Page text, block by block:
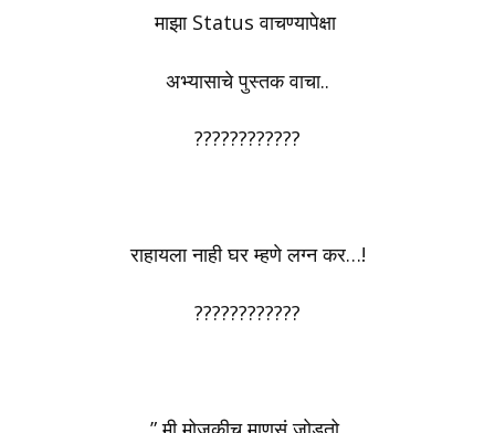
माझा Status वाचण्यापेक्षा
अभ्यासाचे पुस्तक वाचा..
????????????
राहायला नाही घर म्हणे लग्न कर…!
????????????